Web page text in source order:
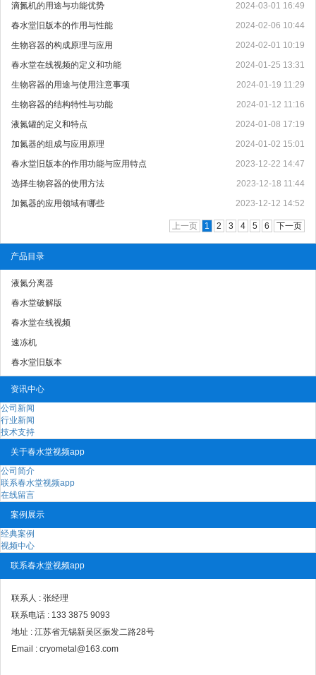
滴氮机的用途与功能优势
2024-03-01 16:49
春水堂旧版本的作用与性能
2024-02-06 10:44
生物容器的构成原理与应用
2024-02-01 10:19
春水堂在线视频的定义和功能
2024-01-25 13:31
生物容器的用途与使用注意事项
2024-01-19 11:29
生物容器的结构特性与功能
2024-01-12 11:16
液氮罐的定义和特点
2024-01-08 17:19
加氮器的组成与应用原理
2024-01-02 15:01
春水堂旧版本的作用功能与应用特点
2023-12-22 14:47
选择生物容器的使用方法
2023-12-18 11:44
加氮器的应用领域有哪些
2023-12-12 14:52
上一页 1 2 3 4 5 6 下一页
产品目录
液氮分离器
春水堂破解版
春水堂在线视频
速冻机
春水堂旧版本
资讯中心
公司新闻
行业新闻
技术支持
关于春水堂视频app
公司简介
联系春水堂视频app
在线留言
案例展示
经典案例
视频中心
联系春水堂视频app
联系人 : 张经理
联系电话 : 133 3875 9093
地址 : 江苏省无锡新吴区振发二路28号
Email : cryometal@163.com